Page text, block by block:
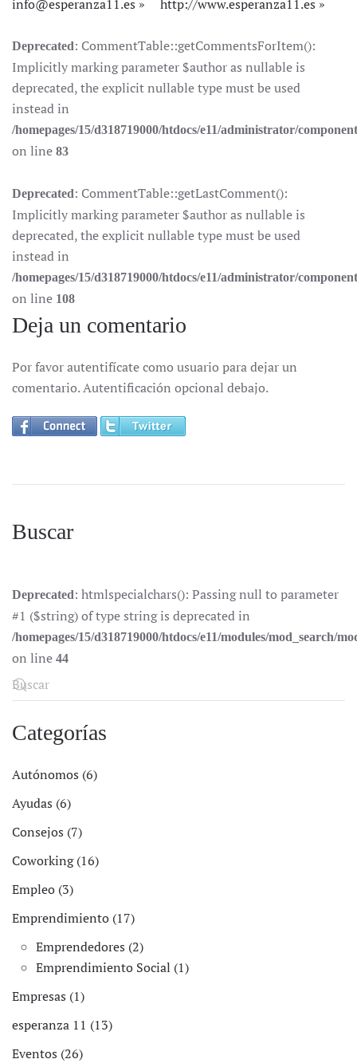
info@esperanza11.es http://www.esperanza11.es
Deprecated: CommentTable::getCommentsForItem():
Implicitly marking parameter $author as nullable is
deprecated, the explicit nullable type must be used
instead in
/homepages/15/d318719000/htdocs/e11/administrator/
on line 83
Deprecated: CommentTable::getLastComment():
Implicitly marking parameter $author as nullable is
deprecated, the explicit nullable type must be used
instead in
/homepages/15/d318719000/htdocs/e11/administrator/
on line 108
Deja un comentario
Por favor autentifícate como usuario para dejar un
comentario. Autentificación opcional debajo.
Buscar
Deprecated: htmlspecialchars(): Passing null to parameter
#1 ($string) of type string is deprecated in
/homepages/15/d318719000/htdocs/e11/modules/mod_search/
on line 44
Categorías
Autónomos (6)
Ayudas (6)
Consejos (7)
Coworking (16)
Empleo (3)
Emprendimiento (17)
Emprendedores (2)
Emprendimiento Social (1)
Empresas (1)
esperanza 11 (13)
Eventos (26)